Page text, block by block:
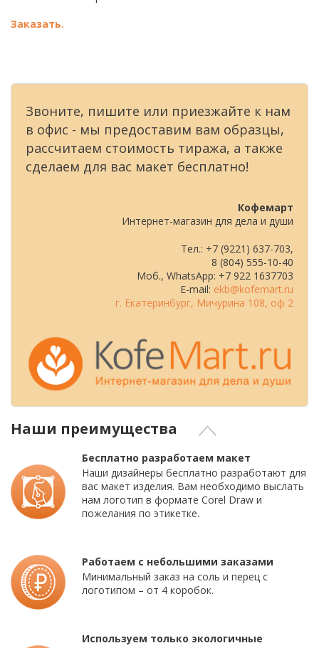
Заказать.
Звоните, пишите или приезжайте к нам
в офис - мы предоставим вам образцы,
рассчитаем стоимость тиража, а также
сделаем для вас макет бесплатно!
Кофемарт
Интернет-магазин для дела и души
Тел.: +7 (9221) 637-703,
8 (804) 555-10-40
Моб., WhatsApp: +7 922 1637703
E-mail: ekb@kofemart.ru
г. Екатеринбург, Мичурина 108, оф 2
Наши преимущества
Бесплатно разработаем макет
Наши дизайнеры бесплатно разработают для
вас макет изделия. Вам необходимо выслать
нам логотип в формате Corel Draw и
пожелания по этикетке.
Работаем с небольшими заказами
Минимальный заказ на соль и перец с
логотипом – от 4 коробок.
Используем только экологичные